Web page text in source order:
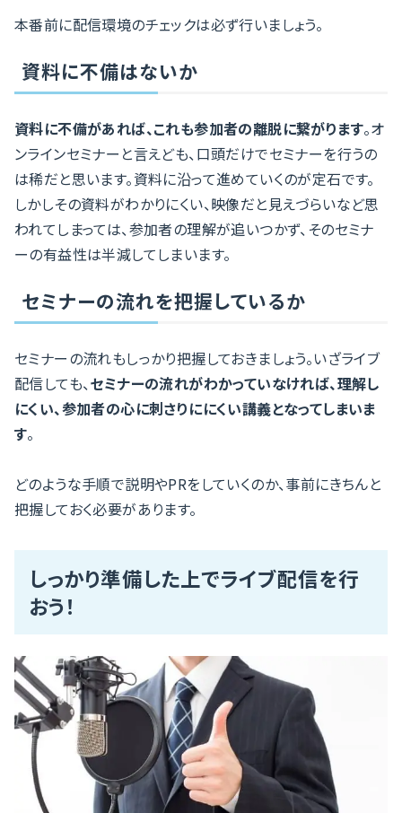
本番前に配信環境のチェックは必ず行いましょう。
資料に不備はないか
資料に不備があれば、これも参加者の離脱に繋がります。オ
ンラインセミナーと言えども、口頭だけでセミナーを行うの
は稀だと思います。資料に沿って進めていくのが定石です。
しかしその資料がわかりにくい、映像だと見えづらいなど思
われてしまっては、参加者の理解が追いつかず、そのセミナ
ーの有益性は半減してしまいます。
セミナーの流れを把握しているか
セミナーの流れもしっかり把握しておきましょう。いざライブ
配信しても、セミナーの流れがわかっていなければ、理解し
にくい、参加者の心に刺さりににくい講義となってしまいま
す。
どのような手順で説明やPRをしていくのか、事前にきちんと
把握しておく必要があります。
しっかり準備した上でライブ配信を行
おう！